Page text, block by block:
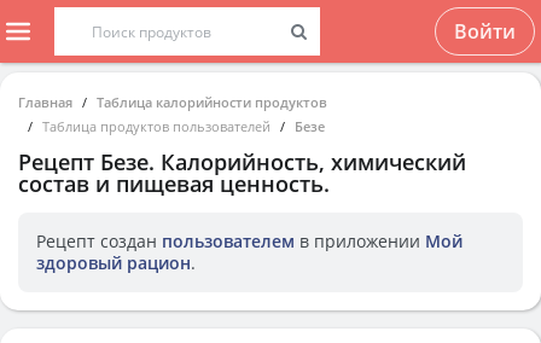
Войти
Главная
Таблица калорийности продуктов
Таблица продуктов пользователей
Безе
Рецепт Безе. Калорийность, химический
состав и пищевая ценность.
Рецепт создан пользователем в приложении Мой
здоровый рацион.